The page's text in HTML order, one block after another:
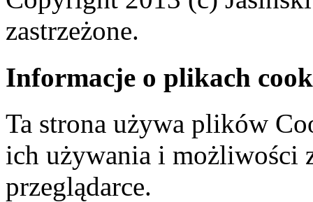
zastrzeżone.
Informacje o plikach
Ta strona używa plików
ich używania i możliwości
przeglądarce.